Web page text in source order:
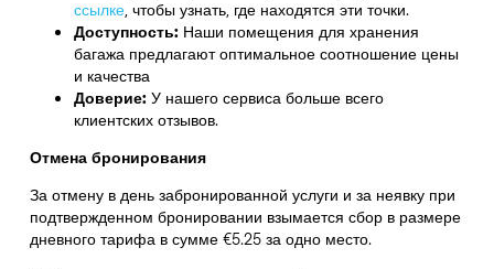
ссылке, чтобы узнать, где находятся эти точки.
Доступность: Наши помещения для хранения
багажа предлагают оптимальное соотношение цены
и качества
Доверие: У нашего сервиса больше всего
клиентских отзывов.
Отмена бронирования
За отмену в день забронированной услуги и за неявку при
подтвержденном бронировании взымается сбор в размере
дневного тарифа в сумме €5.25 за одно место.